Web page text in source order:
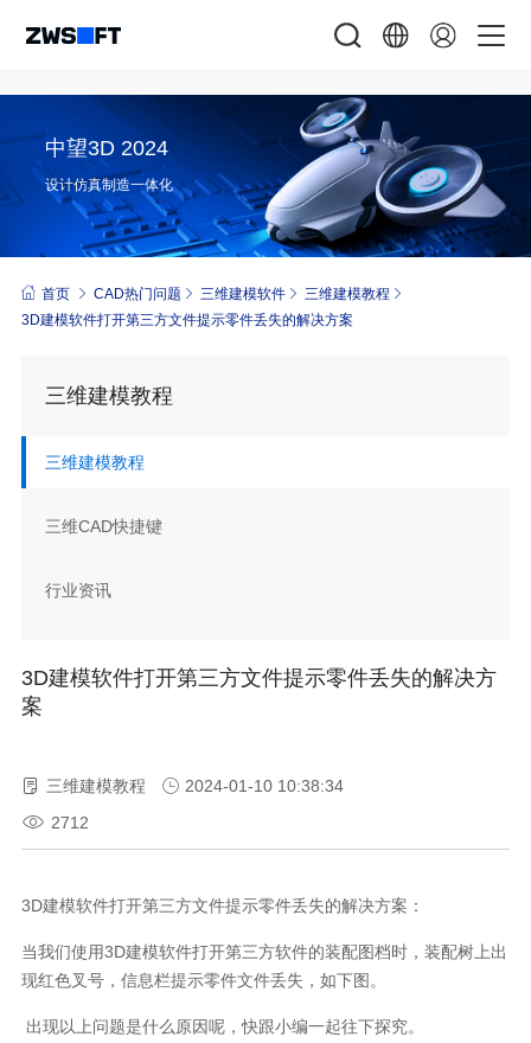
中望3D 2024
设计仿真制造一体化
首页 CAD热门问题 三维建模软件
三维建模教程
3D建模软件打开第三方文件提示零件丢失的解决方案
三维建模教程
三维建模教程
三维CAD快捷键
行业资讯
3D建模软件打开第三方文件提示零件丢失的解决方
案
三维建模教程
2024-01-10 10:38:34
2712
3D建模软件打开第三方文件提示零件丢失的解决方案：
当我们使用3D建模软件打开第三方软件的装配图档时，装配树上出
现红色叉号，信息栏提示零件文件丢失，如下图。
出现以上问题是什么原因呢，快跟小编一起往下探究。